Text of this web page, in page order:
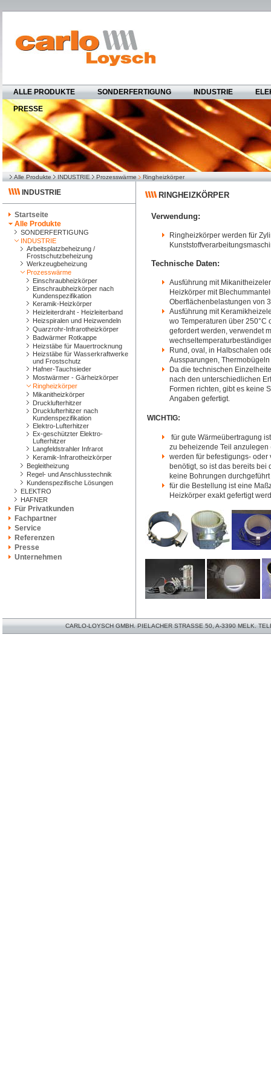
ALLE PRODUKTE SONDERFERTIGUNG INDUSTRIE
PRESSE
Alle Produkte INDUSTRIE Prozesswärme Ringheizkörper
INDUSTRIE
Startseite
Alle Produkte
SONDERFERTIGUNG
INDUSTRIE
Arbeitsplatzbeheizung /
Frostschutzbeheizung
Werkzeugbeheizung
Prozesswärme
Einschraubheizkörper
Einschraubheizkörper nach
Kundenspezifikation
Keramik-Heizkörper
Heizleiterdraht - Heizleiterband
Heizspiralen und Heizwendeln
Quarzrohr-Infrarotheizkörper
Badwärmer Rotkappe
Heizstäbe für Mauertrocknung
Heizstäbe für Wasserkraftwerke
und Frostschutz
Hafner-Tauchsieder
Mostwärmer - Gärheizkörper
Ringheizkörper
Mikanitheizkörper
Drucklufterhitzer
Drucklufterhitzer nach
Kundenspezifikation
Elektro-Lufterhitzer
Ex-geschützter Elektro-
Lufterhitzer
Langfeldstrahler Infrarot
Keramik-Infrarotheizkörper
Begleitheizung
Regel- und Anschlusstechnik
Kundenspezifische Lösungen
ELEKTRO
HAFNER
Für Privatkunden
Fachpartner
Service
Referenzen
Presse
Unternehmen
RINGHEIZKÖRPER
Verwendung:
Ringheizkörper werden für
Technische Daten:
Ausführung mit
Heizkörper mit
Oberflächenbelastungen von
Ausführung mit
wo Temperaturen über 250°C
gefordert werden, verwendet
Rund, oval, in Halbschalen
Aussparungen, Thermobügeln
Da die technischen
nach den unterschiedlichen
Formen richten, gibt es keine
Angaben gefertigt.
WICHTIG:
für gute Wärmeübertragung
zu beheizende Teil
werden für befestigungs-
benötigt, so ist das bereits
keine Bohrungen
für die Bestellung ist eine
Heizkörper exakt gefertigt
CARLO-LOYSCH GMBH. PIELACHER STRASSE 50, A-3390 MELK.